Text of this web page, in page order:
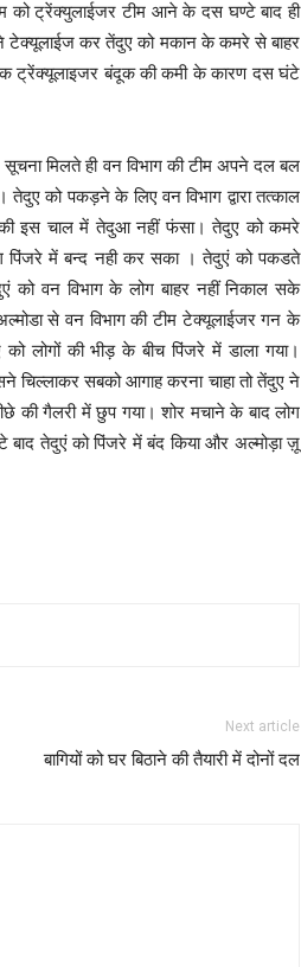
को ट्रेंक्युलाईजर टीम आने के दस घण्टे बाद ही
टेक्यूलाईज कर तेंदुए को मकान के कमरे से बाहर
ट्रेंक्यूलाइजर बंदूक की कमी के कारण दस घंटे
मिलते ही वन विभाग की टीम अपने दल बल
को पकड़ने के लिए वन विभाग द्वारा तत्काल
की इस चाल में तेदुआ नहीं फंसा। तेदुए को कमरे
पिंजरे में बन्द नही कर सका । तेदुएं को पकडते
को वन विभाग के लोग बाहर नहीं निकाल सके
से वन विभाग की टीम टेक्यूलाईजर गन के
लोगों की भीड़ के बीच पिंजरे में डाला गया।
सबको आगाह करना चाहा तो तेंदुए ने
की गैलरी में छुप गया। शोर मचाने के बाद लोग
तेदुएं को पिंजरे में बंद किया और अल्मोड़ा ज़ू
Next article
बागियों को घर बिठाने की तैयारी में दोनों दल